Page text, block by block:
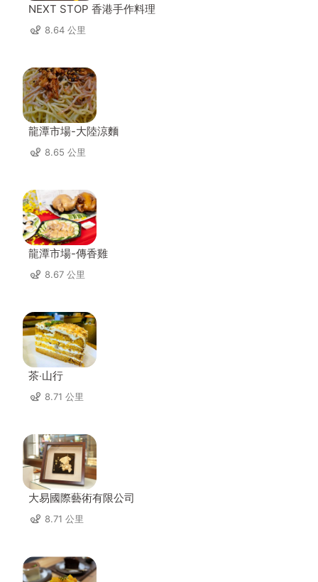
NEXT STOP 香港手作料理
8.64 公里
龍潭市場-大陸涼麵
8.65 公里
龍潭市場-傳香雞
8.67 公里
茶‧山行
8.71 公里
大易國際藝術有限公司
8.71 公里